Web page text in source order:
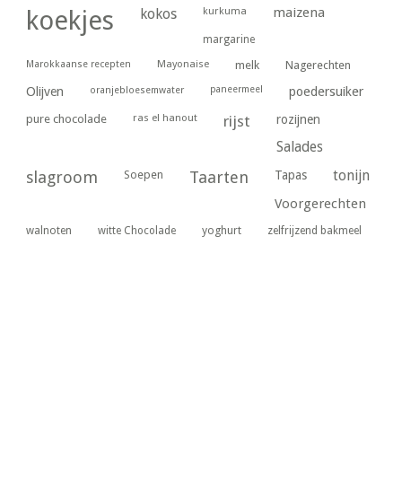
koekjes kokos kurkuma maizena
margarine
Marokkaanse recepten Mayonaise melk Nagerechten
Olijven oranjebloesemwater paneermeel poedersuiker
pure chocolade ras el hanout rijst rozijnen
Salades
slagroom Soepen Taarten Tapas tonijn
Voorgerechten
walnoten witte Chocolade yoghurt zelfrijzend bakmeel